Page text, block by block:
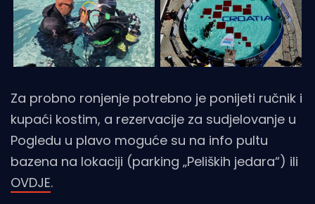
Za probno ronjenje potrebno je ponijeti ručnik i
kupaći kostim, a rezervacije za sudjelovanje u
Pogledu u plavo moguće su na info pultu
bazena na lokaciji (parking „Peliških jedara“) ili
OVDJE.